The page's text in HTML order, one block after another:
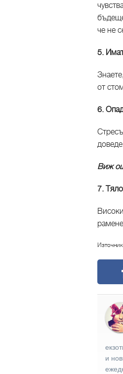
че не
5.
от
6.
Виж
7.
и